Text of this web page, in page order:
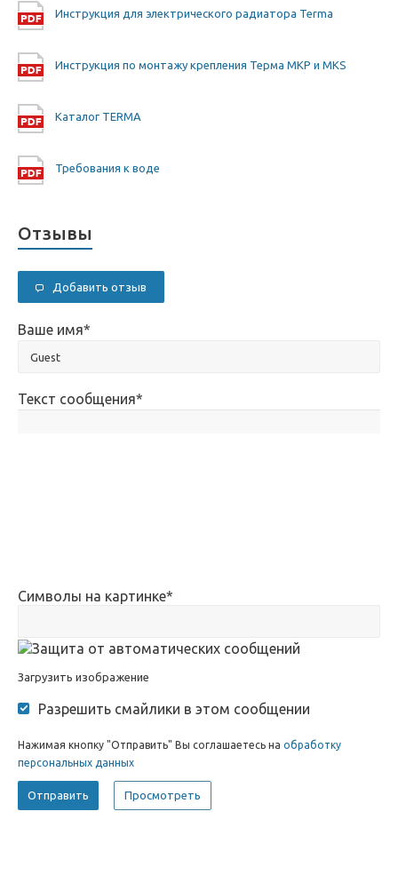
Инструкция для электрического радиатора Terma
Инструкция по монтажу крепления Терма MKP и MKS
Каталог TERMA
Требования к воде
Отзывы
Добавить отзыв
Ваше имя*
Текст сообщения*
Символы на картинке*
Загрузить изображение
Разрешить смайлики в этом сообщении
Нажимая кнопку "Отправить" Вы соглашаетесь на обработку
персональных данных